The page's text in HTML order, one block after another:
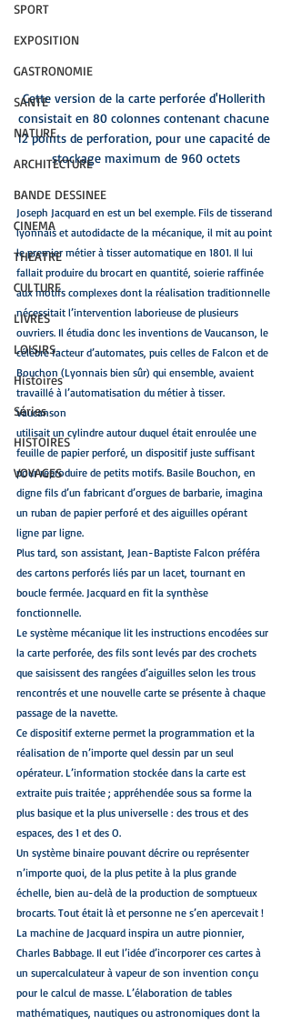
SPORT
EXPOSITION
GASTRONOMIE
SANTE
NATURE
ARCHITECTURE
BANDE DESSINEE
CINEMA
THEATRE
CULTURE
LIVRES
LOISIRS
Histoires
Séries
HISTOIRES
VOYAGES
Cette version de la carte perforée d'Hollerith
consistait en 80 colonnes contenant chacune
12 points de perforation, pour une capacité de
stockage maximum de 960 octets
Joseph Jacquard en est un bel exemple. Fils de tisserand
lyonnais et autodidacte de la mécanique, il mit au point
le premier métier à tisser automatique en 1801. Il lui
fallait produire du brocart en quantité, soierie raffinée
aux motifs complexes dont la réalisation traditionnelle
nécessitait l’intervention laborieuse de plusieurs
ouvriers. Il étudia donc les inventions de Vaucanson, le
célèbre facteur d’automates, puis celles de Falcon et de
Bouchon (Lyonnais bien sûr) qui ensemble, avaient
travaillé à l’automatisation du métier à tisser.
Vaucanson
utilisait un cylindre autour duquel était enroulée une
feuille de papier perforé, un dispositif juste suffisant
pour reproduire de petits motifs. Basile Bouchon, en
digne fils d’un fabricant d’orgues de barbarie, imagina
un ruban de papier perforé et des aiguilles opérant
ligne par ligne.
Plus tard, son assistant, Jean-Baptiste Falcon préféra
des cartons perforés liés par un lacet, tournant en
boucle fermée. Jacquard en fit la synthèse
fonctionnelle.
Le système mécanique lit les instructions encodées sur
la carte perforée, des fils sont levés par des crochets
que saisissent des rangées d’aiguilles selon les trous
rencontrés et une nouvelle carte se présente à chaque
passage de la navette.
Ce dispositif externe permet la programmation et la
réalisation de n’importe quel dessin par un seul
opérateur. L’information stockée dans la carte est
extraite puis traitée ; appréhendée sous sa forme la
plus basique et la plus universelle : des trous et des
espaces, des 1 et des O.
Un système binaire pouvant décrire ou représenter
n’importe quoi, de la plus petite à la plus grande
échelle, bien au-delà de la production de somptueux
brocarts. Tout était là et personne ne s’en apercevait !
La machine de Jacquard inspira un autre pionnier,
Charles Babbage. Il eut l’idée d’incorporer ces cartes à
un supercalculateur à vapeur de son invention conçu
pour le calcul de masse. L’élaboration de tables
mathématiques, nautiques ou astronomiques dont la